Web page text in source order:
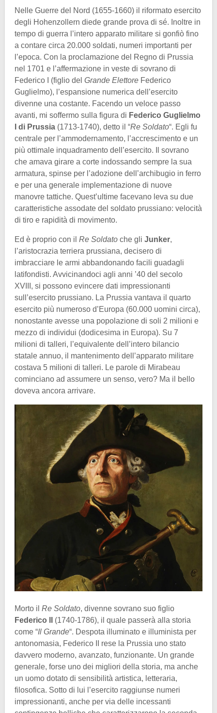
Nelle Guerre del Nord (1655-1660) il riformato esercito
degli Hohenzollern diede grande prova di sé. Inoltre in
tempo di guerra l’intero apparato militare si gonfiò fino
a contare circa 20.000 soldati, numeri importanti per
l’epoca. Con la proclamazione del Regno di Prussia
nel 1701 e l’affermazione in veste di sovrano di
Federico I (figlio del Grande Elettore Federico
Guglielmo), l’espansione numerica dell’esercito
divenne una costante. Facendo un veloce passo
avanti, mi soffermo sulla figura di Federico Guglielmo
I di Prussia (1713-1740), detto il “Re Soldato“. Egli fu
centrale per l’ammodernamento, l’accrescimento e un
più ottimale inquadramento dell’esercito. Il sovrano
che amava girare a corte indossando sempre la sua
armatura, spinse per l’adozione dell’archibugio in ferro
e per una generale implementazione di nuove
manovre tattiche. Quest’ultime facevano leva su due
caratteristiche assodate del soldato prussiano: velocità
di tiro e rapidità di movimento.
Ed è proprio con il Re Soldato che gli Junker,
l’aristocrazia terriera prussiana, decisero di
imbracciare le armi abbandonando facili guadagli
latifondisti. Avvicinandoci agli anni ’40 del secolo
XVIII, si possono evincere dati impressionanti
sull’esercito prussiano. La Prussia vantava il quarto
esercito più numeroso d’Europa (60.000 uomini circa),
nonostante avesse una popolazione di soli 2 milioni e
mezzo di individui (dodicesima in Europa). Su 7
milioni di talleri, l’equivalente dell’intero bilancio
statale annuo, il mantenimento dell’apparato militare
costava 5 milioni di talleri. Le parole di Mirabeau
cominciano ad assumere un senso, vero? Ma il bello
doveva ancora arrivare.
Morto il Re Soldato, divenne sovrano suo figlio
Federico II
(1740-1786), il quale passerà alla storia
come “Il Grande“. Despota illuminato e illuminista per
antonomasia, Federico II rese la Prussia uno stato
davvero moderno, avanzato, funzionante. Un grande
generale, forse uno dei migliori della storia, ma anche
un uomo dotato di sensibilità artistica, letteraria,
filosofica. Sotto di lui l’esercito raggiunse numeri
impressionanti, anche per via delle incessanti